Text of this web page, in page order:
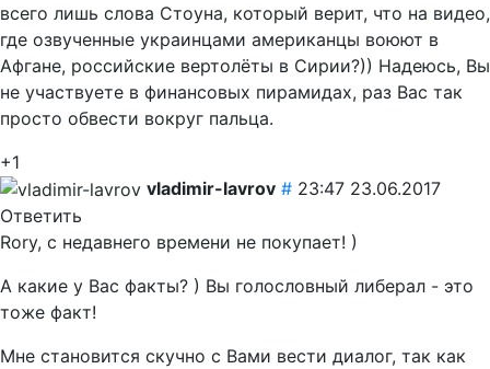
всего лишь слова Стоуна, который верит, что на видео,
где озвученные украинцами американцы воюют в
Афгане, российские вертолёты в Сирии?)) Надеюсь, Вы
не участвуете в финансовых пирамидах, раз Вас так
просто обвести вокруг пальца.
+1
vladimir-lavrov # 23:47 23.06.2017
Ответить
Rory, с недавнего времени не покупает! )
А какие у Вас факты? ) Вы голословный либерал - это
тоже факт!
Мне становится скучно с Вами вести диалог, так как